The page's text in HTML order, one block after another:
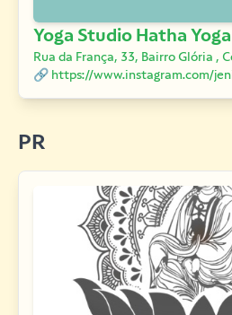
Yoga Studio Hatha
Rua da França, 33, Bairro Glória ,
🔗 https://www.instagram.com/
PR